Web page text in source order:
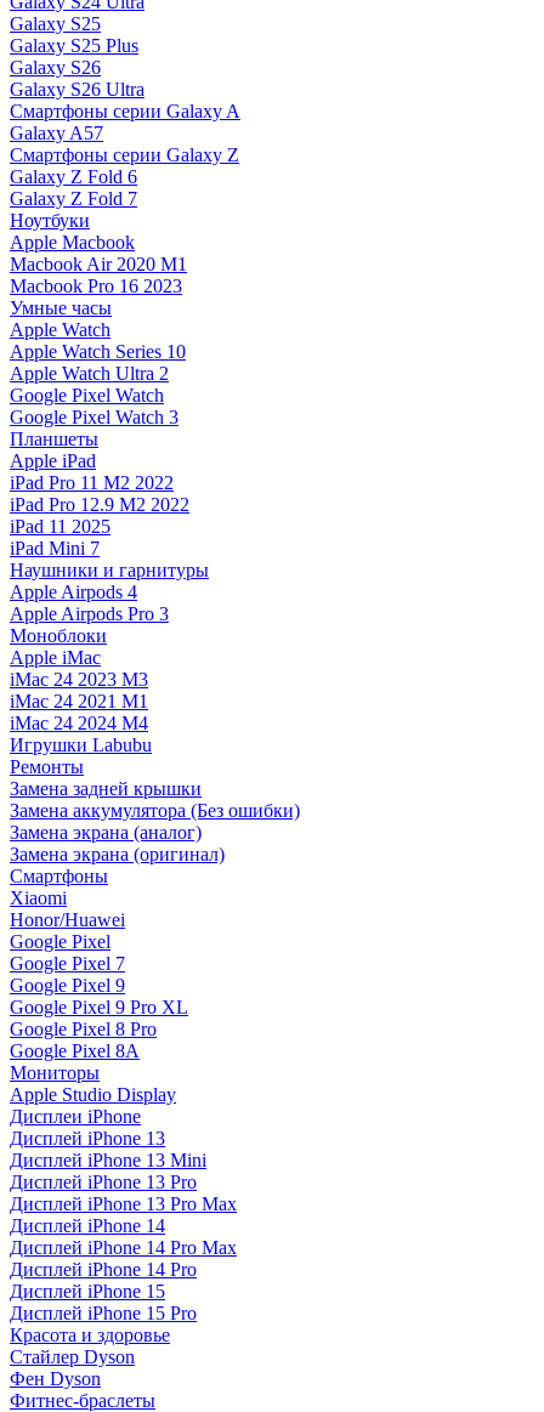
Galaxy S25
Galaxy S25 Plus
Galaxy S26
Galaxy S26 Ultra
Смартфоны серии Galaxy A
Galaxy A57
Смартфоны серии Galaxy Z
Galaxy Z Fold 6
Galaxy Z Fold 7
Ноутбуки
Apple Macbook
Macbook Air 2020 M1
Macbook Pro 16 2023
Умные часы
Apple Watch
Apple Watch Series 10
Apple Watch Ultra 2
Google Pixel Watch
Google Pixel Watch 3
Планшеты
Apple iPad
iPad Pro 11 M2 2022
iPad Pro 12.9 M2 2022
iPad 11 2025
iPad Mini 7
Наушники и гарнитуры
Apple Airpods 4
Apple Airpods Pro 3
Моноблоки
Apple iMac
iMac 24 2023 M3
iMac 24 2021 M1
iMac 24 2024 M4
Игрушки Labubu
Ремонты
Замена задней крышки
Замена аккумулятора (Без ошибки)
Замена экрана (аналог)
Замена экрана (оригинал)
Смартфоны
Xiaomi
Honor/Huawei
Google Pixel
Google Pixel 7
Google Pixel 9
Google Pixel 9 Pro XL
Google Pixel 8 Pro
Google Pixel 8A
Мониторы
Apple Studio Display
Дисплеи iPhone
Дисплей iPhone 13
Дисплей iPhone 13 Mini
Дисплей iPhone 13 Pro
Дисплей iPhone 13 Pro Max
Дисплей iPhone 14
Дисплей iPhone 14 Pro Max
Дисплей iPhone 14 Pro
Дисплей iPhone 15
Дисплей iPhone 15 Pro
Красота и здоровье
Стайлер Dyson
Фен Dyson
Фитнес-браслеты